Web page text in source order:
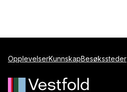
OpplevelserKunnskapBesøkssteder